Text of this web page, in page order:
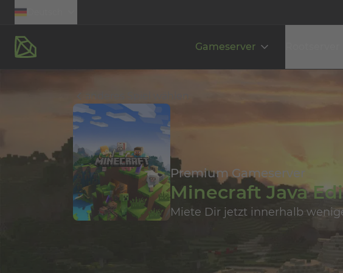
Gameserver
Premium Gameserver
Minecraft Java
Miete Dir jetzt innerhalb
Einfache